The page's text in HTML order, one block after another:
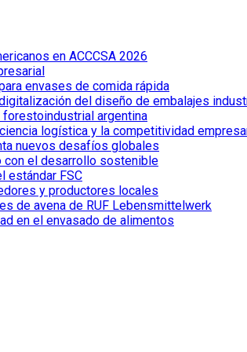
en ACCCSA 2026
envases de comida rápida
del diseño de embalajes
argentina
logística y la competitividad
nuevos desafíos globales
con el desarrollo sostenible
estándar FSC
y productores locales
de avena de RUF Lebensmittelwerk
en el envasado de alimentos